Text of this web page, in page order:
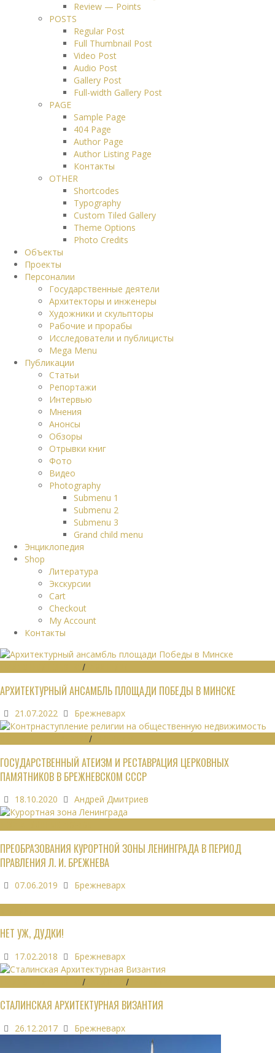
Review — Points
POSTS
Regular Post
Full Thumbnail Post
Video Post
Audio Post
Gallery Post
Full-width Gallery Post
PAGE
Sample Page
404 Page
Author Page
Author Listing Page
Контакты
OTHER
Shortcodes
Typography
Custom Tiled Gallery
Theme Options
Photo Credits
Объекты
Проекты
Персоналии
Государственные деятели
Архитекторы и инженеры
Художники и скульпторы
Рабочие и прорабы
Исследователи и публицисты
Mega Menu
Публикации
Статьи
Репортажи
Интервью
Мнения
Анонсы
Обзоры
Отрывки книг
Фото
Видео
Photography
Submenu 1
Submenu 2
Submenu 3
Grand child menu
Энциклопедия
Shop
Литература
Экскурсии
Cart
Checkout
My Account
Контакты
/
АРХИТЕКТУРНЫЙ АНСАМБЛЬ ПЛОЩАДИ ПОБЕДЫ В МИНСКЕ
21.07.2022 Брежневарх
/
ГОСУДАРСТВЕННЫЙ АТЕИЗМ И РЕСТАВРАЦИЯ ЦЕРКОВНЫХ
ПАМЯТНИКОВ В БРЕЖНЕВСКОМ СССР
18.10.2020 Андрей Дмитриев
ПРЕОБРАЗОВАНИЯ КУРОРТНОЙ ЗОНЫ ЛЕНИНГРАДА В ПЕРИОД
ПРАВЛЕНИЯ Л. И. БРЕЖНЕВА
07.06.2019 Брежневарх
НЕТ УЖ, ДУДКИ!
17.02.2018 Брежневарх
/ /
СТАЛИНСКАЯ АРХИТЕКТУРНАЯ ВИЗАНТИЯ
26.12.2017 Брежневарх